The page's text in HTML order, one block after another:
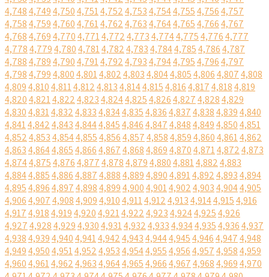
4,7484,7494,7504,7514,7524,7534,7544,7554,7564,757
4,7584,7594,7604,7614,7624,7634,7644,7654,7664,767
4,7684,7694,7704,7714,7724,7734,7744,7754,7764,777
4,7784,7794,7804,7814,7824,7834,7844,7854,7864,787
4,7884,7894,7904,7914,7924,7934,7944,7954,7964,797
4,7984,7994,8004,8014,8024,8034,8044,8054,8064,8074,808
4,8094,8104,8114,8124,8134,8144,8154,8164,8174,8184,819
4,8204,8214,8224,8234,8244,8254,8264,8274,8284,829
4,8304,8314,8324,8334,8344,8354,8364,8374,8384,8394,840
4,8414,8424,8434,8444,8454,8464,8474,8484,8494,8504,851
4,8524,8534,8544,8554,8564,8574,8584,8594,8604,8614,862
4,8634,8644,8654,8664,8674,8684,8694,8704,8714,8724,873
4,8744,8754,8764,8774,8784,8794,8804,8814,8824,883
4,8844,8854,8864,8874,8884,8894,8904,8914,8924,8934,894
4,8954,8964,8974,8984,8994,9004,9014,9024,9034,9044,905
4,9064,9074,9084,9094,9104,9114,9124,9134,9144,9154,916
4,9174,9184,9194,9204,9214,9224,9234,9244,9254,926
4,9274,9284,9294,9304,9314,9324,9334,9344,9354,9364,937
4,9384,9394,9404,9414,9424,9434,9444,9454,9464,9474,948
4,9494,9504,9514,9524,9534,9544,9554,9564,9574,9584,959
4,9604,9614,9624,9634,9644,9654,9664,9674,9684,9694,970